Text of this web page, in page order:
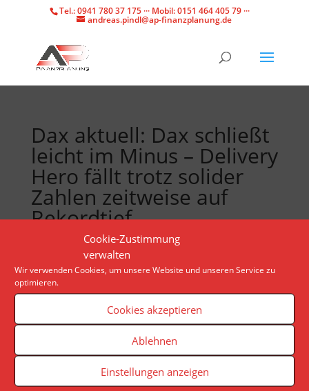
Cookie-Zustimmung
verwalten
Wir verwenden Cookies, um unsere Website und unseren Service zu
optimieren.
Cookies akzeptieren
Ablehnen
Einstellungen anzeigen
Tel.: 0941 780 37 175 ··· Mobil: 0151 464 405 79 ···
andreas.pindl@ap-finanzplanung.de
Dax aktuell: Dax schließt
leicht im Minus – Delivery
Hero fällt trotz solider
Zahlen zeitweise auf
Rekordtief
Der deutsche Leitindex zeigt seit Ende Oktober ein
klassisches Muster. Das signalisiert in den
kommenden Tagen oder Wochen neue Bestmarken
deutlich über 17.000 Punkten.
Veranstaltungen